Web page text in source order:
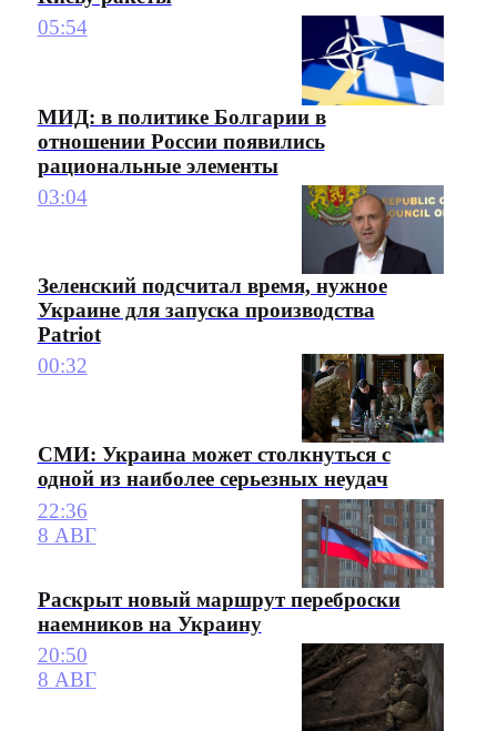
05:54
МИД: в политике Болгарии в
отношении России появились
рациональные элементы
03:04
Зеленский подсчитал время, нужное
Украине для запуска производства
Patriot
00:32
СМИ: Украина может столкнуться с
одной из наиболее серьезных неудач
22:36
8 АВГ
Раскрыт новый маршрут переброски
наемников на Украину
20:50
8 АВГ